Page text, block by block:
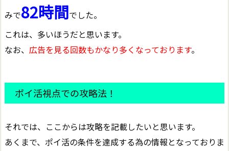
みで82時間でした。
これは、多いほうだと思います。
なお、 広告を見る回数もかなり多くなっております。
ポイ活視点での攻略法！
それでは、ここからは攻略を記載したいと思います。
あくまで、ポイ活の条件を達成する為の情報となっておりま